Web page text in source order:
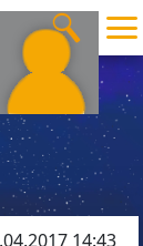
14:43